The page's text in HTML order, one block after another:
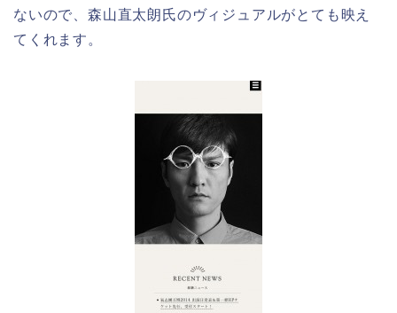
ないので、森山直太朗氏のヴィジュアルがとても映え
てくれます。